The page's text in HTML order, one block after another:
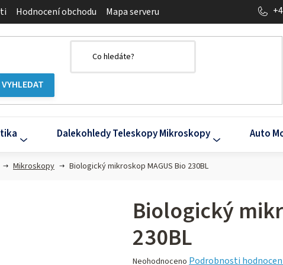
Hodnocení obchodu Mapa serveru
Dalekohledy Teleskopy Mikroskopy Auto
Mikroskopy Biologický mikroskop MAGUS Bio 230BL
Biologický
230BL
Průměrné
Neohodnoceno Podrobnosti